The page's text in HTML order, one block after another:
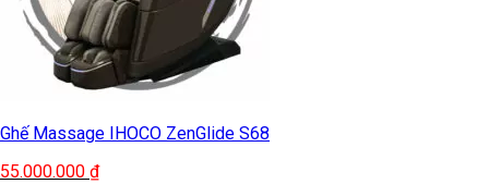
Ghế Massage IHOCO ZenGlide S68
55.000.000 ₫